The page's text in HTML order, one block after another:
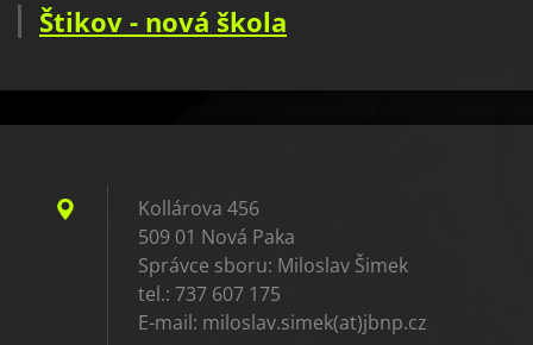
Štikov - nová škola
Kollárova 456
509 01 Nová Paka
Správce sboru: Miloslav Šimek
tel.: 737 607 175
E-mail: miloslav.simek(at)jbnp.cz